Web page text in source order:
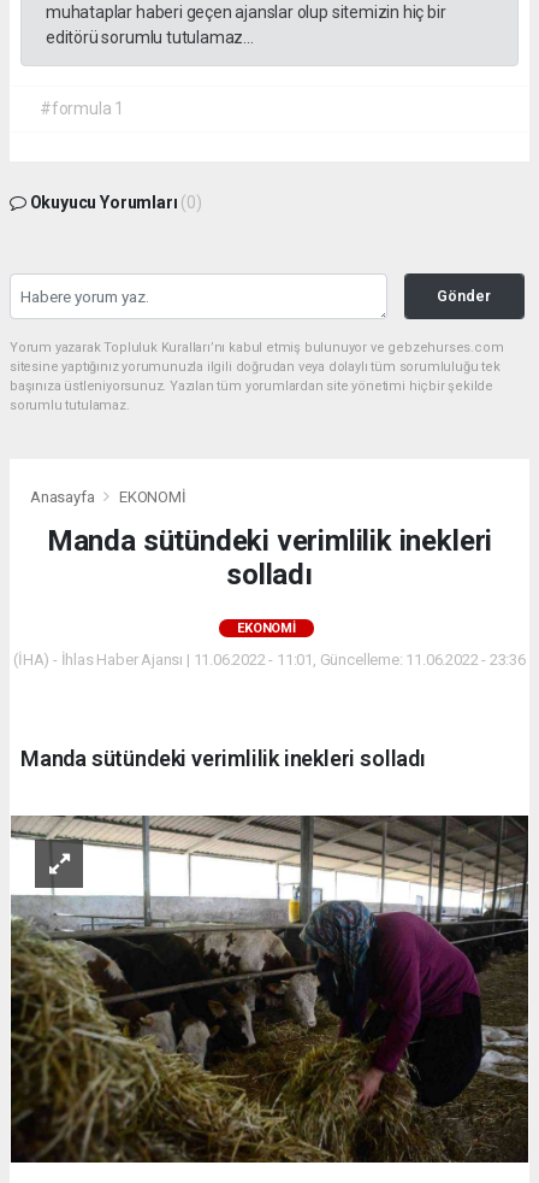
muhataplar haberi geçen ajanslar olup sitemizin hiç bir
editörü sorumlu tutulamaz...
#formula 1
Okuyucu Yorumları (0)
Gönder
Yorum yazarak Topluluk Kuralları’nı kabul etmiş bulunuyor ve gebzehurses.com
sitesine yaptığınız yorumunuzla ilgili doğrudan veya dolaylı tüm sorumluluğu tek
başınıza üstleniyorsunuz. Yazılan tüm yorumlardan site yönetimi hiçbir şekilde
sorumlu tutulamaz.
Anasayfa EKONOMİ
Manda sütündeki verimlilik inekleri
solladı
EKONOMİ
(İHA) - İhlas Haber Ajansı | 11.06.2022 - 11:01, Güncelleme: 11.06.2022 - 23:36
Manda sütündeki verimlilik inekleri solladı